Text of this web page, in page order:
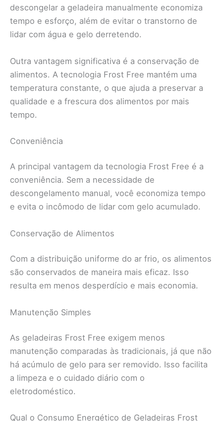
descongelar a geladeira manualmente economiza
tempo e esforço, além de evitar o transtorno de
lidar com água e gelo derretendo.
Outra vantagem significativa é a conservação de
alimentos. A tecnologia Frost Free mantém uma
temperatura constante, o que ajuda a preservar a
qualidade e a frescura dos alimentos por mais
tempo.
Conveniência
A principal vantagem da tecnologia Frost Free é a
conveniência. Sem a necessidade de
descongelamento manual, você economiza tempo
e evita o incômodo de lidar com gelo acumulado.
Conservação de Alimentos
Com a distribuição uniforme do ar frio, os alimentos
são conservados de maneira mais eficaz. Isso
resulta em menos desperdício e mais economia.
Manutenção Simples
As geladeiras Frost Free exigem menos
manutenção comparadas às tradicionais, já que não
há acúmulo de gelo para ser removido. Isso facilita
a limpeza e o cuidado diário com o
eletrodoméstico.
Qual o Consumo Energético de Geladeiras Frost